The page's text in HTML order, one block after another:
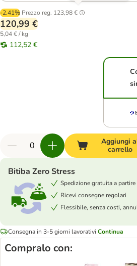
-2.41% Prezzo reg. 123,98 €
120,99 €
5,04 € / kg
112,52 €
Aggiungi
carrello
Bitiba Zero Stress
Spedizione gratuita a
Ricevi consegne regolari
Flessibile, senza costi,
Consegna in 3-5 giorni lavorativi Continua
Compralo con: